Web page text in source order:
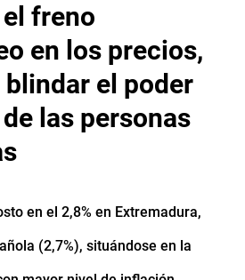
freno
en los precios,
blindar el poder
las personas
en el 2,8% en Extremadura,
(2,7%), situándose en la